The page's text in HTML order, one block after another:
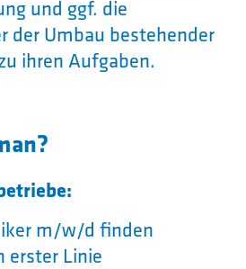
und ggf. die
der Umbau bestehender
ihren Aufgaben.
m/w/d finden
erster Linie